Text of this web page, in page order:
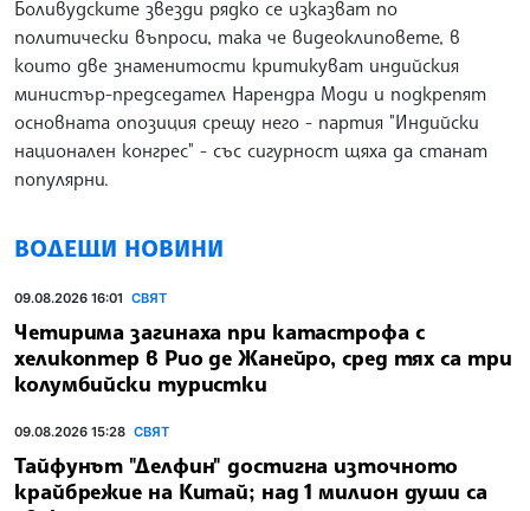
Боливудските звезди рядко се изказват по
политически въпроси, така че видеоклиповете, в
които две знаменитости критикуват индийския
министър-председател Нарендра Моди и подкрепят
основната опозиция срещу него - партия "Индийски
национален конгрес" - със сигурност щяха да станат
популярни.
ВОДЕЩИ НОВИНИ
09.08.2026 16:01 СВЯТ
Четирима загинаха при катастрофа с
хеликоптер в Рио де Жанейро, сред тях са три
колумбийски туристки
09.08.2026 15:28 СВЯТ
Тайфунът "Делфин" достигна източното
крайбрежие на Китай; над 1 милион души са